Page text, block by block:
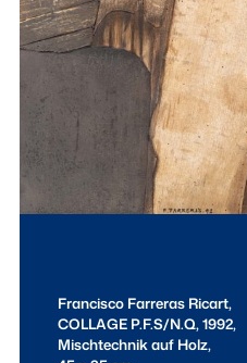
Francisco Farreras Ricart,
COLLAGE P.F.S/N.Q, 1992,
Mischtechnik auf Holz,